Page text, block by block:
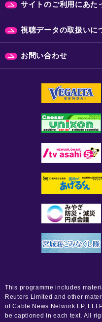
サイトのご利用にあた
視聴データの取扱いに
お問い合わせ
This programme includes
Reuters Limited and other
of Cable News Network LP,
be captioned in each text. All